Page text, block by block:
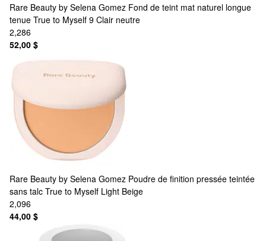
Rare Beauty by Selena Gomez Fond de teint mat naturel longue
tenue True to Myself 9 Clair neutre
2,286
52,00 $
Rare Beauty by Selena Gomez Poudre de finition pressée teintée
sans talc True to Myself Light Beige
2,096
44,00 $